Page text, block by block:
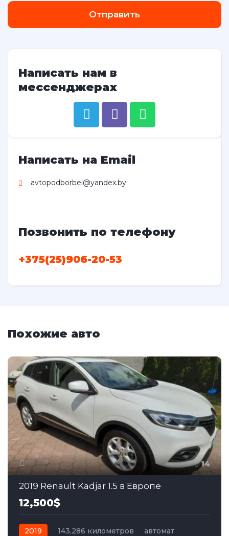
Отправить
Написать нам в
мессенджерах
Написать на Email
avtopodborbel@yandex.by
Позвонить по телефону
+375(25)906-20-53
Похожие авто
14
2019 Renault Kadjar 1.5 в Европе
12,500$
2019 143,286 километров
автомат